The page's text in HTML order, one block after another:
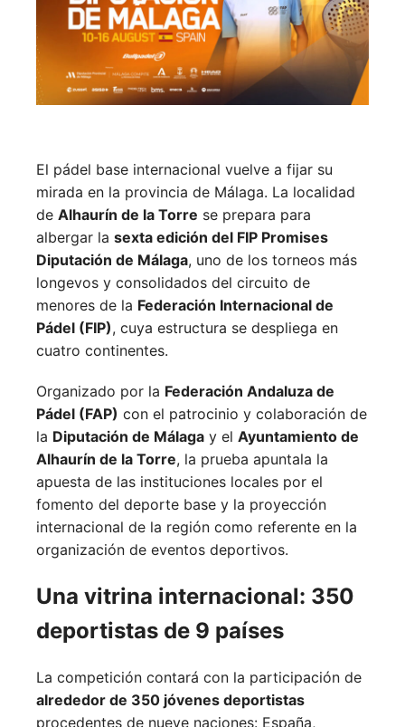
El pádel base internacional vuelve a fijar su
mirada en la provincia de Málaga. La localidad
de Alhaurín de la Torre se prepara para
albergar la sexta edición del FIP Promises
Diputación de Málaga, uno de los torneos más
longevos y consolidados del circuito de
menores de la Federación Internacional de
Pádel (FIP), cuya estructura se despliega en
cuatro continentes.
Organizado por la Federación Andaluza de
Pádel (FAP) con el patrocinio y colaboración de
la Diputación de Málaga y el Ayuntamiento de
Alhaurín de la Torre, la prueba apuntala la
apuesta de las instituciones locales por el
fomento del deporte base y la proyección
internacional de la región como referente en la
organización de eventos deportivos.
Una vitrina internacional: 350
deportistas de 9 países
La competición contará con la participación de
alrededor de 350 jóvenes deportistas
procedentes de nueve naciones: España,